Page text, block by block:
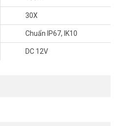
c/VuhoangTVChannel
30X
Chuẩn IP67, IK10
DC 12V